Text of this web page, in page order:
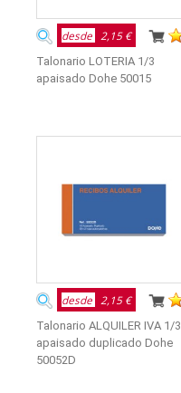
desde 2,15 €
Talonario LOTERIA 1/3
apaisado Dohe 50015
desde 2,15 €
Talonario ALQUILER IVA 1/3
apaisado duplicado Dohe
50052D